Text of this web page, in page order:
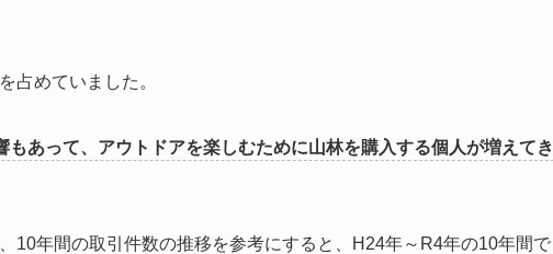
占めていました。
あって、アウトドアを楽しむために山林を購入する個人が増えてき
、10年間の取引件数の推移を参考にすると、H24年～R4年の10年間で